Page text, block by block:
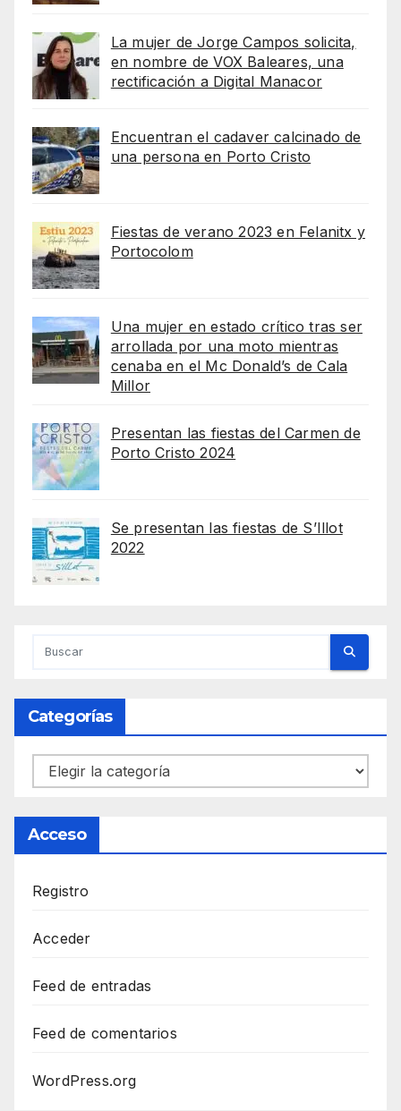
La mujer de Jorge Campos solicita,
en nombre de VOX Baleares, una
rectificación a Digital Manacor
Encuentran el cadaver calcinado de
una persona en Porto Cristo
Fiestas de verano 2023 en Felanitx y
Portocolom
Una mujer en estado crítico tras ser
arrollada por una moto mientras
cenaba en el Mc Donald’s de Cala
Millor
Presentan las fiestas del Carmen de
Porto Cristo 2024
Se presentan las fiestas de S’Illot
2022
Categorías
Categorías
Acceso
Registro
Acceder
Feed de entradas
Feed de comentarios
WordPress.org